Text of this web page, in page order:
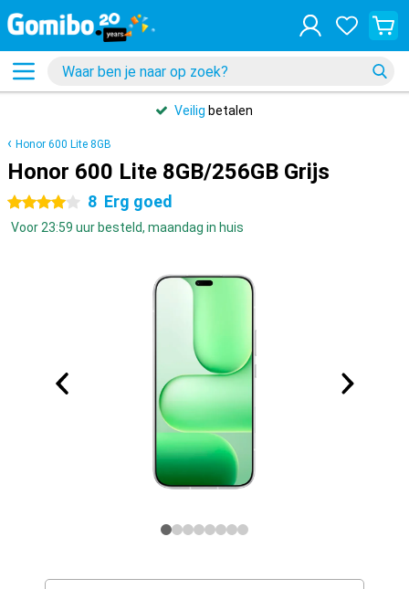
Veilig betalen
Honor 600 Lite 8GB
Honor 600 Lite 8GB/256GB Grijs
4 sterren 8 Erg goed
Voor 23:59 uur besteld, maandag in huis